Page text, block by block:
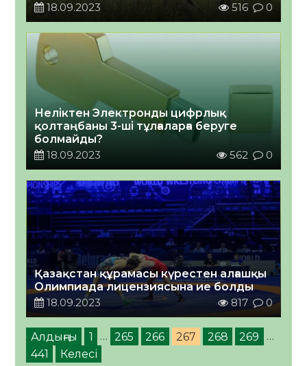
18.09.2023
516 0
Неліктен Электронды цифрлық
қолтаңбаны 3-ші тұлғаларға беруге
болмайды?
18.09.2023
562 0
Қазақстан құрамасы күрестен алғашқы
Олимпиада лицензиясына ие болды
18.09.2023
817 0
Алдыңғы 1 … 265 266 267 268 269
…
441
Келесі